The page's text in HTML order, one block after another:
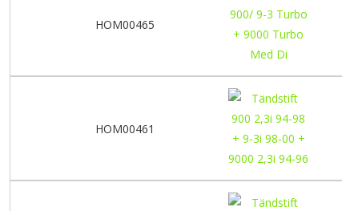
HOM00465
HOM00461